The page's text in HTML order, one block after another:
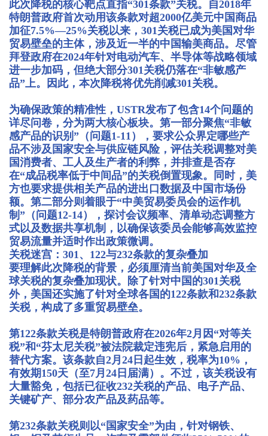
此次降税的核心靶点直指“301条款”关税。自2018年
特朗普政府首次动用该条款对超2000亿美元中国商品
加征7.5%—25%关税以来，301关税已成为美国对华
贸易壁垒的主体，涉及近一半的中国输美商品。尽管
拜登政府在2024年针对电动汽车、半导体等战略领域
进一步加码，但绝大部分301关税仍落在“非敏感产
品”上。因此，本次降税将优先削减301关税。
为确保政策的精准性，USTR发布了包含14个问题的
详尽问卷，分为两大核心板块。第一部分聚焦“非敏
感产品的识别”（问题1-11），要求公众界定哪些产
品不涉及国家安全与供应链风险，评估关税调整对美
国消费者、工人及生产者的利弊，并排查是否存
在“成品税率低于中间品”的关税倒置现象。同时，美
方也要求提供相关产品的进出口数据及中国市场份
额。第二部分则着眼于“中美贸易委员会的运作机
制”（问题12-14），探讨会议频率、清单动态调整方
式以及数据共享机制，以确保该委员会能够高效监控
贸易流量并适时作出政策微调。
关税迷宫：301、122与232条款的复杂叠加
要理解此次降税的背景，必须厘清当前美国对华及全
球关税的复杂叠加现状。除了针对中国的301关税
外，美国还实施了针对全球各国的122条款和232条款
关税，构成了多重贸易壁垒。
第122条款关税是特朗普政府在2026年2月因“对等关
税”和“芬太尼关税”被法院裁定违宪后，紧急启用的
替代方案。该条款自2月24日起生效，税率为10%，
有效期150天（至7月24日届满）。不过，该关税设有
大量豁免，包括已征收232关税的产品、电子产品、
关键矿产、部分农产品及药品等。
第232条款关税则以“国家安全”为由，针对钢铁、